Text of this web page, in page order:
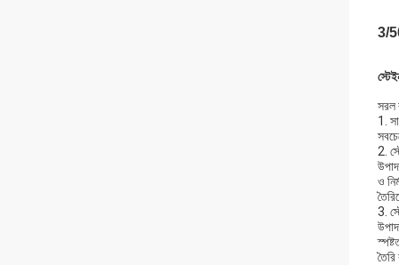
3/
সরল
1.
2.
ও
3.